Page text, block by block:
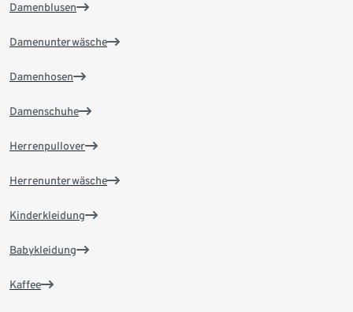
Damenblusen
Damenunterwäsche
Damenhosen
Damenschuhe
Herrenpullover
Herrenunterwäsche
Kinderkleidung
Babykleidung
Kaffee